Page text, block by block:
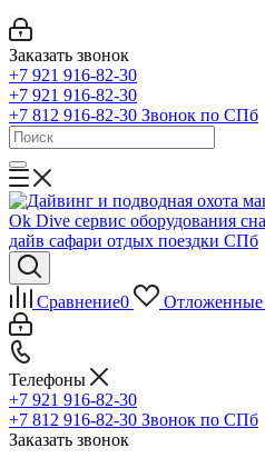
Заказать звонок
+7 921 916-82-30
+7 921 916-82-30
+7 812 916-82-30 Звонок по СПб
Сравнение0 Отложенные
Телефоны
+7 921 916-82-30
+7 812 916-82-30 Звонок по СПб
Заказать звонок